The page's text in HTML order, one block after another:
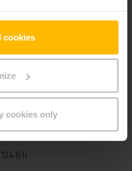
cookies
cookies only
2020
2020
210 mm
1248 h